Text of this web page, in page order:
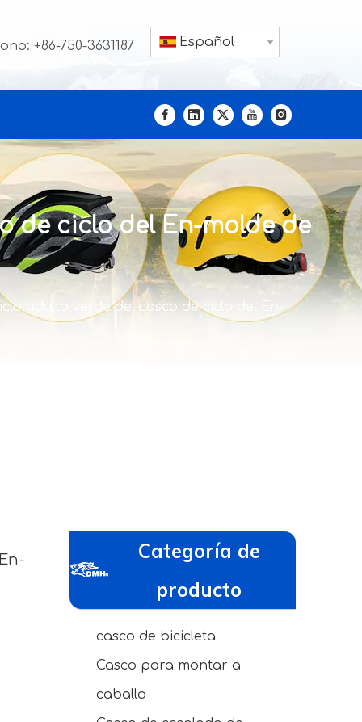
+86-750-3631187 Español
de ciclo del En-molde de
adulto verde del casco de ciclo del En-
Categoría de
producto
casco de bicicleta
Casco para montar a
caballo